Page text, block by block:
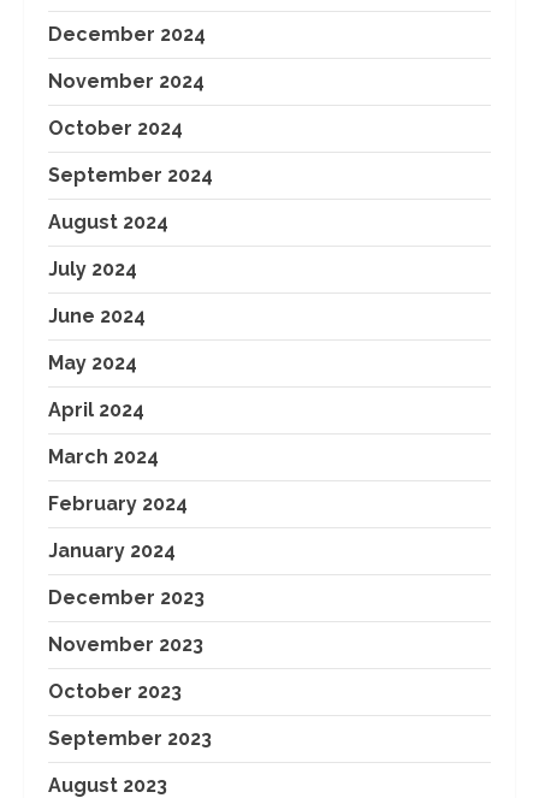
December 2024
November 2024
October 2024
September 2024
August 2024
July 2024
June 2024
May 2024
April 2024
March 2024
February 2024
January 2024
December 2023
November 2023
October 2023
September 2023
August 2023